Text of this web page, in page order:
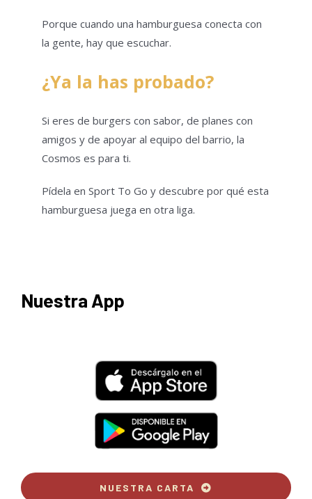
Porque cuando una hamburguesa conecta con
la gente, hay que escuchar.
¿Ya la has probado?
Si eres de burgers con sabor, de planes con
amigos y de apoyar al equipo del barrio, la
Cosmos es para ti.
Pídela en Sport To Go y descubre por qué esta
hamburguesa juega en otra liga.
Nuestra App
NUESTRA CARTA